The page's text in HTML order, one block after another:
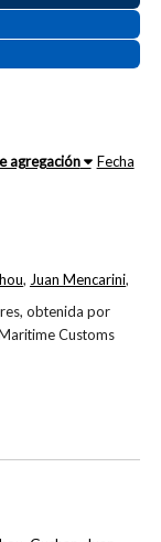
agregación Fecha
obtenida por
Customs
, Juan Mencarini,